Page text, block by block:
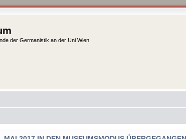
der Germanistik an der Uni Wien